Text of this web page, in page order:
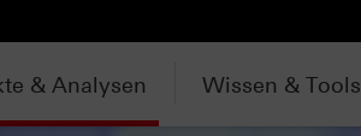
& Analysen Wissen & Tools